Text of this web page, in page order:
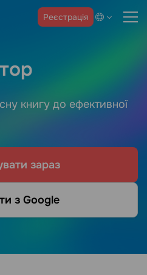
Реєстрація
книгу до ефективної
зараз
з Google